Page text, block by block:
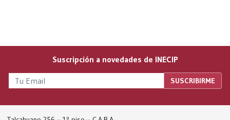
Suscripción a novedades de INECIP